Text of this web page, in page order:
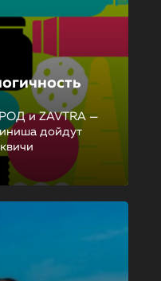
и ZAVTRA —
дойдут